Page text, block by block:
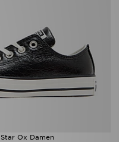
Ox Damen